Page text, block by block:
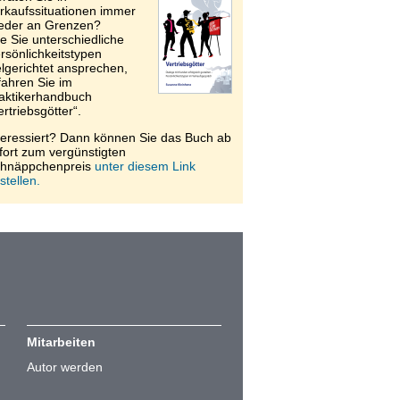
immer
an Grenzen?
Sie unterschiedliche
ansprechen,
Sie im
Dann können Sie das Buch ab
zum vergünstigten
unter diesem Link
Mitarbeiten
Autor werden